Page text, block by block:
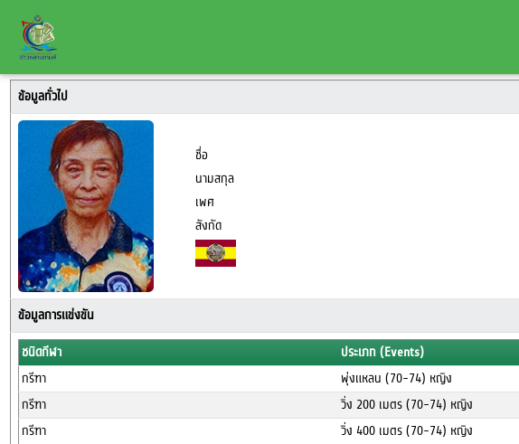
ข้อมูลทั่วไป
ชื่อ
นามสกุล
เพศ
สังกัด
ข้อมูลการแข่งขัน
ชนิดกีฬา
ประเภท (Events)
กรีฑา
พุ่งแหลน (70-74) หญิง
กรีฑา
วิ่ง 200 เมตร (70-74) หญิง
กรีฑา
วิ่ง 400 เมตร (70-74) หญิง